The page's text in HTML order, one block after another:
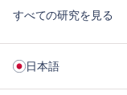
すべての研究を見る
日本語